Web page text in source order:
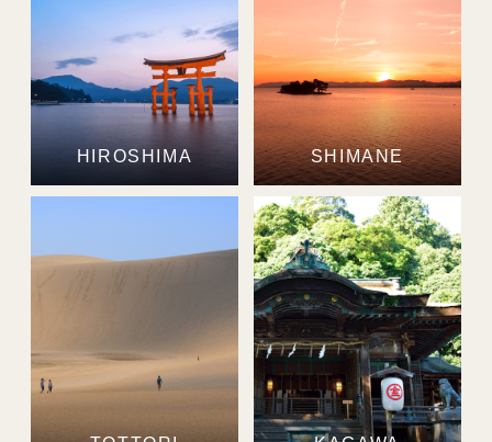
HIROSHIMA SHIMANE